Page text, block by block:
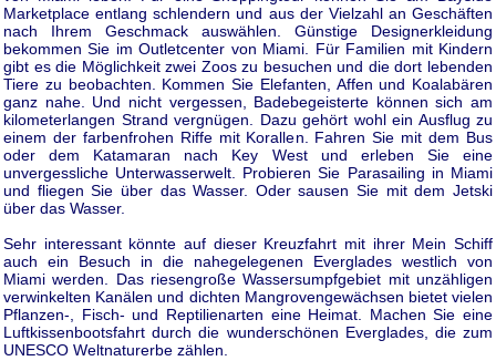
Marketplace entlang schlendern und aus der Vielzahl an Geschäften
nach Ihrem Geschmack auswählen. Günstige Designerkleidung
bekommen Sie im Outletcenter von Miami. Für Familien mit Kindern
gibt es die Möglichkeit zwei Zoos zu besuchen und die dort lebenden
Tiere zu beobachten. Kommen Sie Elefanten, Affen und Koalabären
ganz nahe. Und nicht vergessen, Badebegeisterte können sich am
kilometerlangen Strand vergnügen. Dazu gehört wohl ein Ausflug zu
einem der farbenfrohen Riffe mit Korallen. Fahren Sie mit dem Bus
oder dem Katamaran nach Key West und erleben Sie eine
unvergessliche Unterwasserwelt. Probieren Sie Parasailing in Miami
und fliegen Sie über das Wasser. Oder sausen Sie mit dem Jetski
über das Wasser.
Sehr interessant könnte auf dieser Kreuzfahrt mit ihrer Mein Schiff
auch ein Besuch in die nahegelegenen Everglades westlich von
Miami werden. Das riesengroße Wassersumpfgebiet mit unzähligen
verwinkelten Kanälen und dichten Mangrovengewächsen bietet vielen
Pflanzen-, Fisch- und Reptilienarten eine Heimat. Machen Sie eine
Luftkissenbootsfahrt durch die wunderschönen Everglades, die zum
UNESCO Weltnaturerbe zählen.